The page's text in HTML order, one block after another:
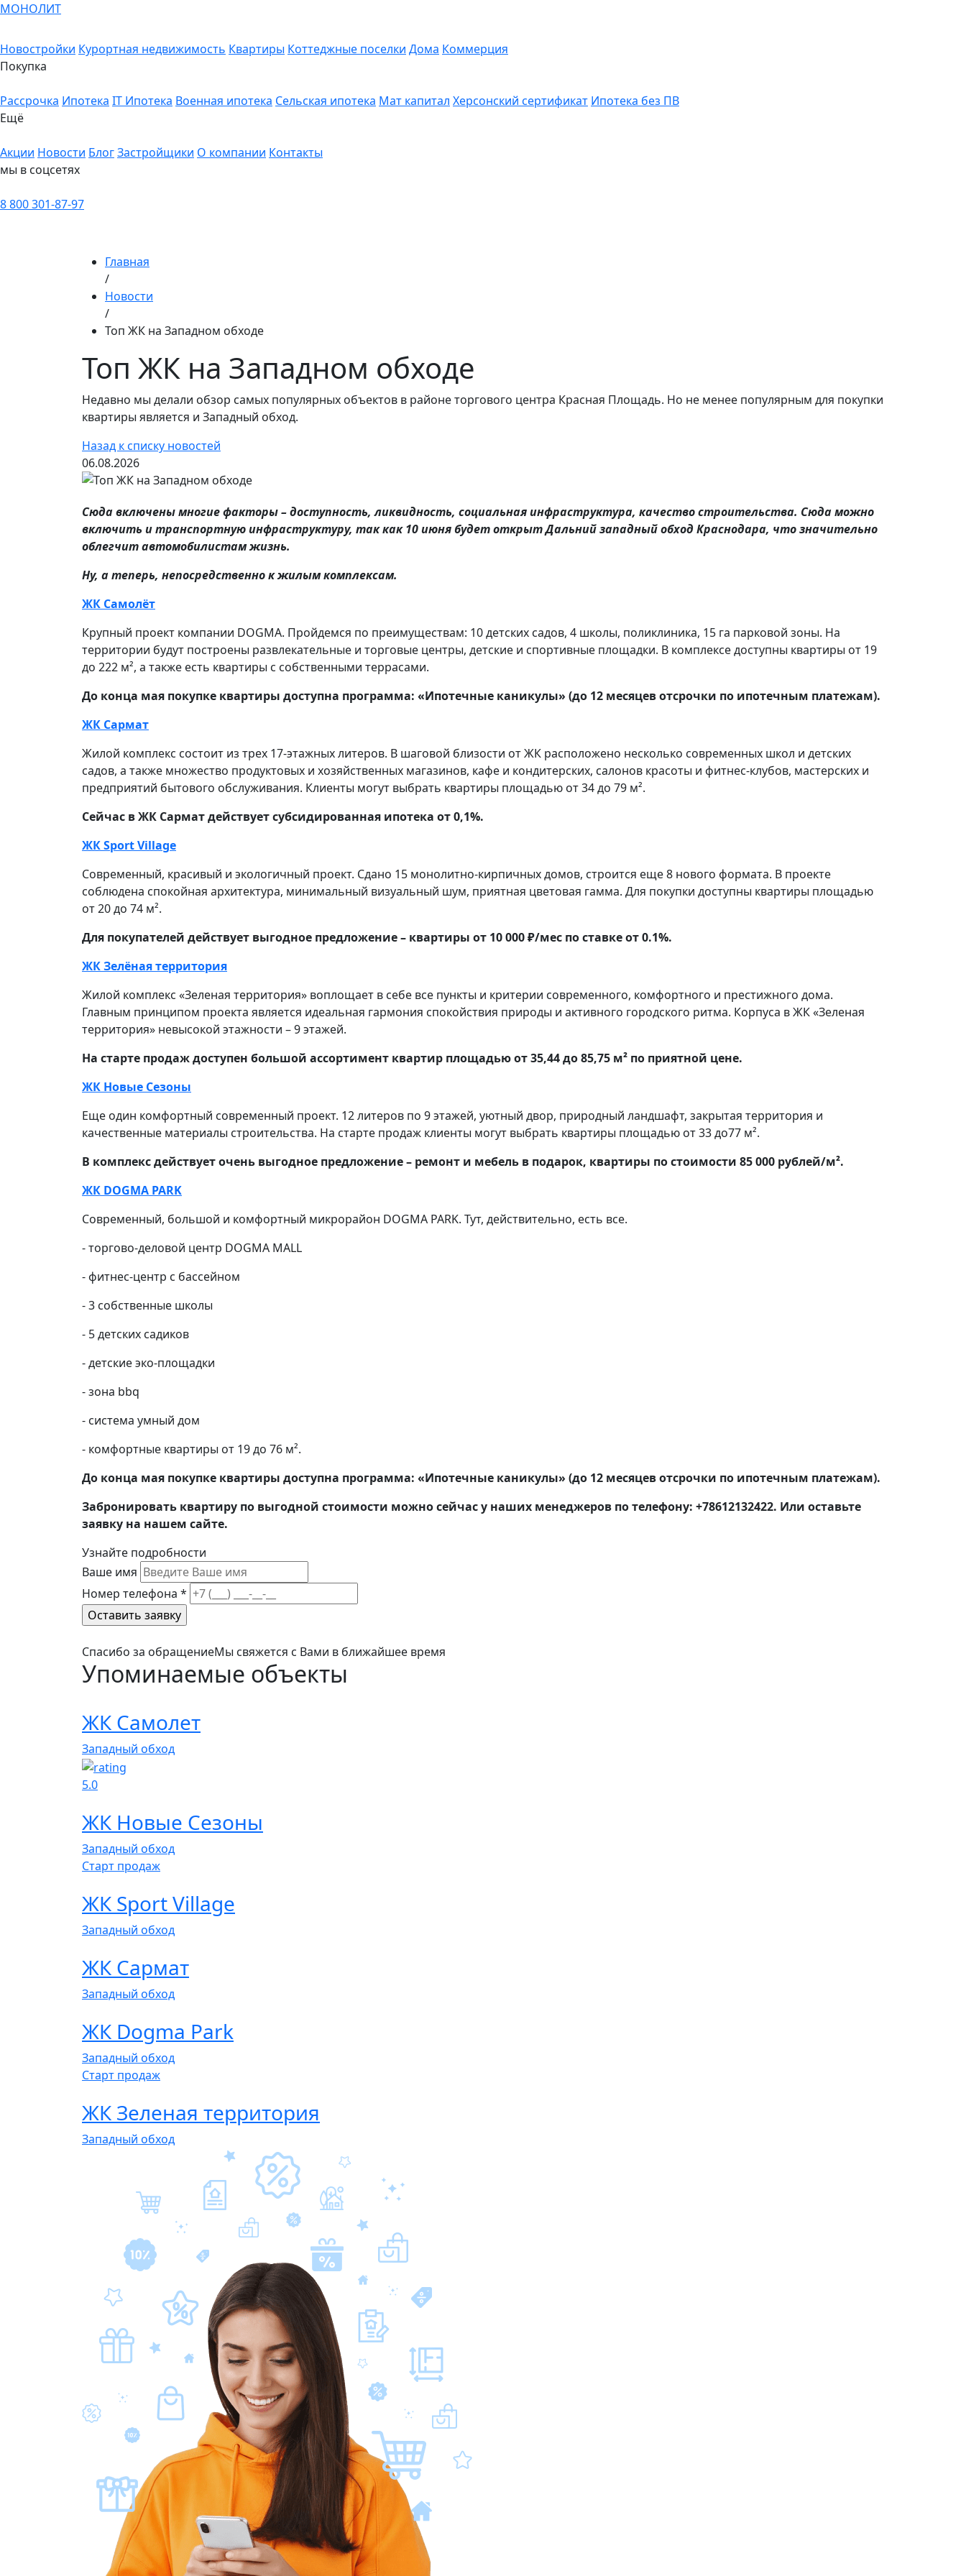
МОНОЛИТ
Новостройки Курортная недвижимость Квартиры Коттеджные поселки Дома Коммерция
Покупка
Рассрочка Ипотека IT Ипотека Военная ипотека Сельская ипотека Мат капитал Херсонский сертификат Ипотека без ПВ
Ещё
Акции Новости БлогЗастройщики О компании Контакты
мы в соцсетях
8 800 301-87-97
Главная
/
Новости
/
Топ ЖК на Западном обходе
Топ ЖК на Западном обходе
Недавно мы делали обзор самых популярных объектов в районе торгового центра Красная Площадь. Но не менее популярным для покупки
квартиры является и Западный обход.
Назад к списку новостей
06.08.2026
Сюда включены многие факторы – доступность, ликвидность, социальная инфраструктура, качество строительства. Сюда можно
включить и транспортную инфраструктуру, так как 10 июня будет открыт Дальний западный обход Краснодара, что значительно
облегчит автомобилистам жизнь.
Ну, а теперь, непосредственно к жилым комплексам.
ЖК Самолёт
Крупный проект компании DOGMA. Пройдемся по преимуществам: 10 детских садов, 4 школы, поликлиника, 15 га парковой зоны. На
территории будут построены развлекательные и торговые центры, детские и спортивные площадки. В комплексе доступны квартиры от 19
до 222 м², а также есть квартиры с собственными террасами.
До конца мая покупке квартиры доступна программа: «Ипотечные каникулы» (до 12 месяцев отсрочки по ипотечным платежам).
ЖК Сармат
Жилой комплекс состоит из трех 17-этажных литеров. В шаговой близости от ЖК расположено несколько современных школ и детских
садов, а также множество продуктовых и хозяйственных магазинов, кафе и кондитерских, салонов красоты и фитнес-клубов, мастерских и
предприятий бытового обслуживания. Клиенты могут выбрать квартиры площадью от 34 до 79 м².
Сейчас в ЖК Сармат действует субсидированная ипотека от 0,1%.
ЖК Sport Village
Современный, красивый и экологичный проект. Сдано 15 монолитно-кирпичных домов, строится еще 8 нового формата. В проекте
соблюдена спокойная архитектура, минимальный визуальный шум, приятная цветовая гамма. Для покупки доступны квартиры площадью
от 20 до 74 м².
Для покупателей действует выгодное предложение – квартиры от 10 000 ₽/мес по ставке от 0.1%.
ЖК Зелёная территория
Жилой комплекс «Зеленая территория» воплощает в себе все пункты и критерии современного, комфортного и престижного дома.
Главным принципом проекта является идеальная гармония спокойствия природы и активного городского ритма. Корпуса в ЖК «Зеленая
территория» невысокой этажности – 9 этажей.
На старте продаж доступен большой ассортимент квартир площадью от 35,44 до 85,75 м² по приятной цене.
ЖК Новые Сезоны
Еще один комфортный современный проект. 12 литеров по 9 этажей, уютный двор, природный ландшафт, закрытая территория и
качественные материалы строительства. На старте продаж клиенты могут выбрать квартиры площадью от 33 до77 м².
В комплекс действует очень выгодное предложение – ремонт и мебель в подарок, квартиры по стоимости 85 000 рублей/м².
ЖК DOGMA PARK
Современный, большой и комфортный микрорайон DOGMA PARK. Тут, действительно, есть все.
- торгово-деловой центр DOGMA MALL
- фитнес-центр с бассейном
- 3 собственные школы
- 5 детских садиков
- детские эко-площадки
- зона bbq
- система умный дом
- комфортные квартиры от 19 до 76 м².
До конца мая покупке квартиры доступна программа: «Ипотечные каникулы» (до 12 месяцев отсрочки по ипотечным платежам).
Забронировать квартиру по выгодной стоимости можно сейчас у наших менеджеров по телефону: +78612132422. Или оставьте
заявку на нашем сайте.
Узнайте подробности
Ваше имя
Номер телефона *
Спасибо за обращениеМы свяжется с Вами в ближайшее время
Упоминаемые объекты
ЖК Самолет
Западный обход
5.0
ЖК Новые Сезоны
Западный обход
Cтарт продаж
ЖК Sport Village
Западный обход
ЖК Сармат
Западный обход
ЖК Dogma Park
Западный обход
Cтарт продаж
ЖК Зеленая территория
Западный обход